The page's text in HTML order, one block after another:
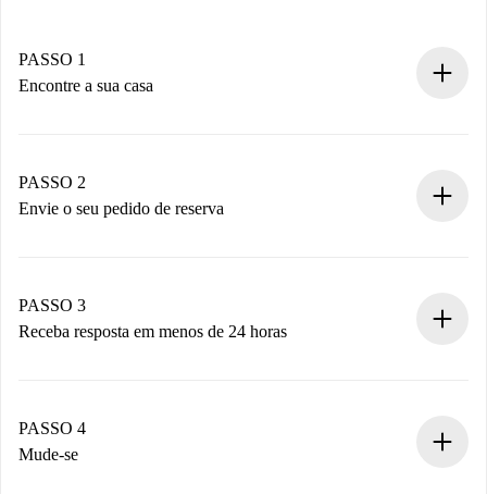
PASSO 1
Encontre a sua casa
Você tem todas as informações necessárias
antecipadamente.
PASSO 2
Envie o seu pedido de reserva
Não cobramos nada até que o proprietário confirme.
PASSO 3
Receba resposta em menos de 24 horas
proprietário.
Se recusada: não cobraremos nada e ofereceremos
PASSO 4
Mude-se